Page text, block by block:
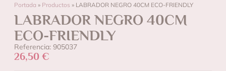
Portada » Productos » LABRADOR NEGRO 40CM ECO-FRIENDLY
LABRADOR NEGRO 40CM
ECO-FRIENDLY
Referencia: 905037
26,50 €